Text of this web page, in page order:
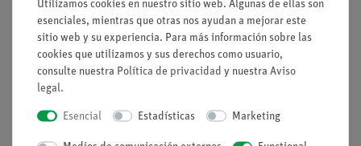
los dos polos de un imán son idénticos en sus efectos sobre
los objetos de hierro.
Ventajas
cualitativamente los fenómenos magnéticos
Utilizamos cookies en nuestro sitio web. Algunas de ellas son
esenciales, mientras que otras nos ayudan a mejorar este
sitio web y su experiencia. Para más información sobre las
cookies que utilizamos y sus derechos como usuario,
consulte nuestra Política de privacidad y nuestra Aviso
legal.
Esencial Estadísticas Marketing